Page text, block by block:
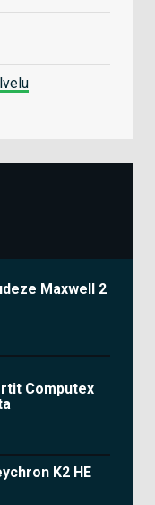
Maxwell 2
Computex
K2 HE